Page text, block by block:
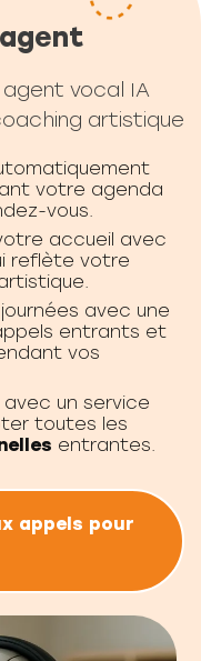
vocal IA
artistique
votre agenda
vous.
accueil avec
reflète votre
avec une
entrants et
vos
un service
toutes les
entrantes.
appels pour